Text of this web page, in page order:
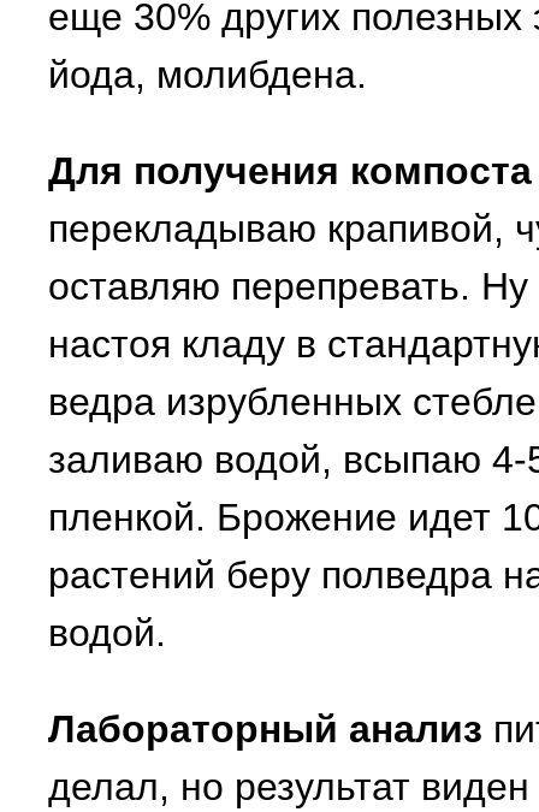
еще 30% других
йода, молибдена.
Для получения компоста
перекладываю крапивой,
оставляю перепревать.
настоя кладу в
ведра изрубленных
заливаю водой, всыпаю
пленкой. Брожение идет
растений беру полведра
водой.
Лабораторный анализ
делал, но результат